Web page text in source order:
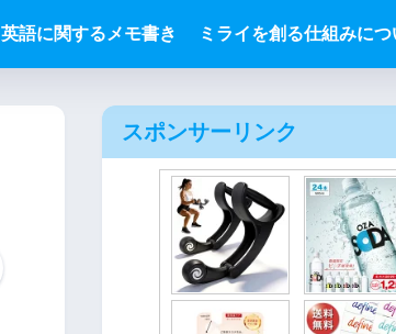
英語に関するメモ書き ミライを創る仕組みに
スポンサーリンク